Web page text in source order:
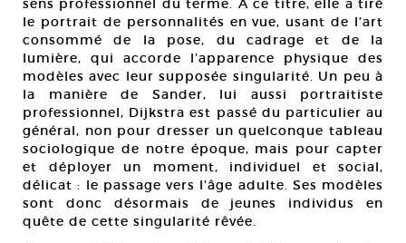
sens professionnel du terme. À ce titre, elle a tiré
le portrait de personnalités en vue, usant de l’art
consommé de la pose, du cadrage et de la
lumière, qui accorde l’apparence physique des
modèles avec leur supposée singularité. Un peu à
la manière de Sander, lui aussi portraitiste
professionnel, Dijkstra est passé du particulier au
général, non pour dresser un quelconque tableau
sociologique de notre époque, mais pour capter
et déployer un moment, individuel et social,
délicat : le passage vers l’âge adulte. Ses modèles
sont donc désormais de jeunes individus en
quête de cette singularité rêvée.